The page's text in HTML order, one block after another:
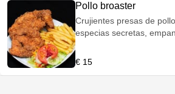
Pollo broaster
Crujientes presas de
especias secretas,
con un interior
€ 15